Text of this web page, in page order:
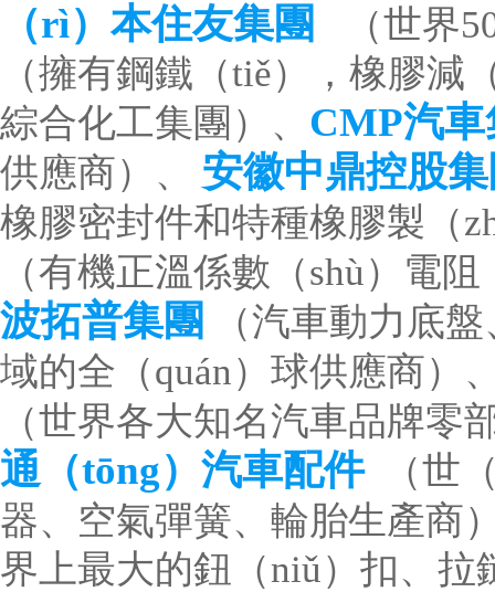
（rì）本住友集團
（世界
（擁有鋼鐵（tiě），橡膠
綜合化工集團）、 CMP汽車
供應商） 、 安徽中鼎控股
橡膠密封件和特種橡膠製（
（有機正溫係數（shù）電
波拓普集團
（汽車動力底
域的全（quán）球供應商）
（世界各大知名汽車品牌零
通（tōng）汽車配件
（世
器、空氣彈簧、輪胎生產商
界上最大的鈕（niǔ）扣、